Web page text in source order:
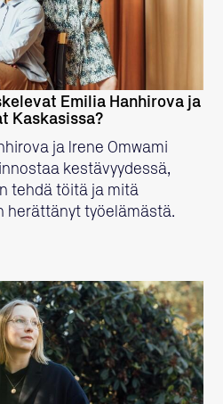
Emilia Hanhirova ja
Kaskasissa?
ja Irene Omwami
kestävyydessä,
tehdä töitä ja mitä
herättänyt työelämästä.
LISÄÄ